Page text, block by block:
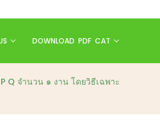
DOWNLOAD PDF CAT
Q จำนวน ๑ งาน โดยวิธีเฉพาะ